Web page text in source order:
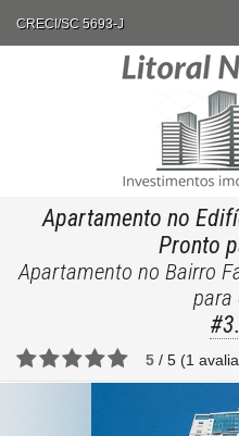
CRECI/SC 5693-J
Apartamento no
Pronto
Apartamento no Bairro
para
5 / 5 (1